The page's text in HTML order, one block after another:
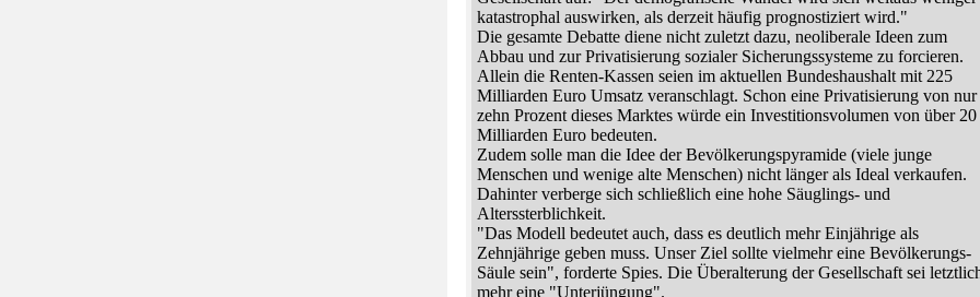
katastrophal auswirken, als derzeit häufig prognostiziert wird."
Die gesamte Debatte diene nicht zuletzt dazu, neoliberale Ideen zum
Abbau und zur Privatisierung sozialer Sicherungssysteme zu forcieren.
Allein die Renten-Kassen seien im aktuellen Bundeshaushalt mit 225
Milliarden Euro Umsatz veranschlagt. Schon eine Privatisierung von nur
zehn Prozent dieses Marktes würde ein Investitionsvolumen von über 20
Milliarden Euro bedeuten.
Zudem solle man die Idee der Bevölkerungspyramide (viele junge
Menschen und wenige alte Menschen) nicht länger als Ideal verkaufen.
Dahinter verberge sich schließlich eine hohe Säuglings- und
Alterssterblichkeit.
"Das Modell bedeutet auch, dass es deutlich mehr Einjährige als
Zehnjährige geben muss. Unser Ziel sollte vielmehr eine Bevölkerungs-
Säule sein", forderte Spies. Die Überalterung der Gesellschaft sei
mehr eine "Unterjüngung".